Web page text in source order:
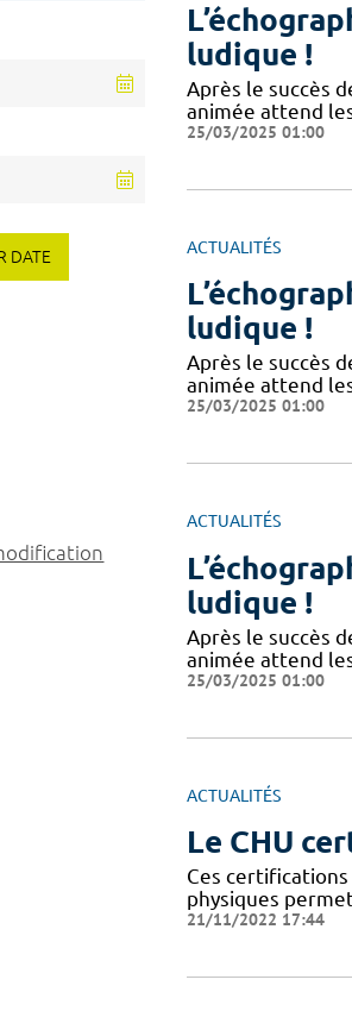
ludique !
Après le succès
animée attend
25/03/2025 01:00
ACTUALITÉS
ludique !
Après le succès
animée attend
25/03/2025 01:00
ACTUALITÉS
ludique !
Après le succès
animée attend
25/03/2025 01:00
ACTUALITÉS
Le CHU
Ces
physiques
21/11/2022 17:44
DATE